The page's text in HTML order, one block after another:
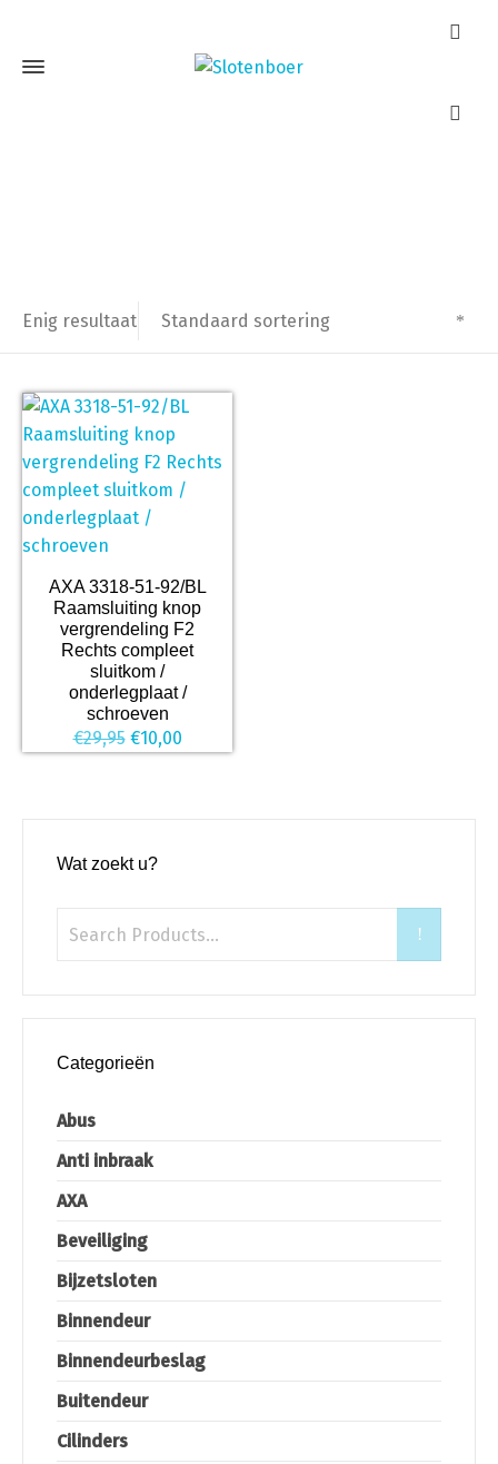
Enig resultaat Standaard sortering
AXA 3318-51-92/BL
Raamsluiting knop
vergrendeling F2
Rechts compleet
sluitkom /
onderlegplaat /
schroeven
€29,95 Oorspronkelijke
€10,00Huidige
Wat zoekt u?
Categorieën
Abus
Anti inbraak
AXA
Beveiliging
Bijzetsloten
Binnendeur
Binnendeurbeslag
Buitendeur
Cilinders